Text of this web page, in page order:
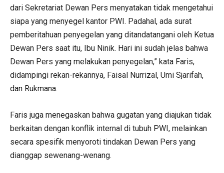
dari Sekretariat Dewan Pers menyatakan tidak mengetahui
siapa yang menyegel kantor PWI. Padahal, ada surat
pemberitahuan penyegelan yang ditandatangani oleh Ketua
Dewan Pers saat itu, Ibu Ninik. Hari ini sudah jelas bahwa
Dewan Pers yang melakukan penyegelan,” kata Faris,
didampingi rekan-rekannya, Faisal Nurrizal, Umi Sjarifah,
dan Rukmana.
Faris juga menegaskan bahwa gugatan yang diajukan tidak
berkaitan dengan konflik internal di tubuh PWI, melainkan
secara spesifik menyoroti tindakan Dewan Pers yang
dianggap sewenang-wenang.